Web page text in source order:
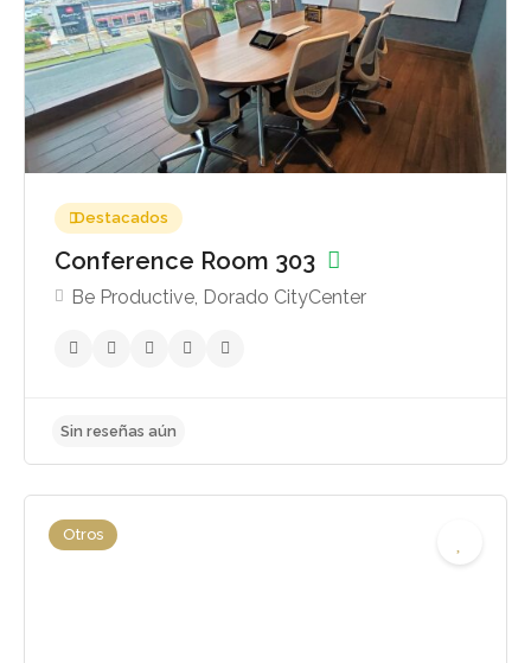
Destacados
Conference Room 303
Be Productive, Dorado CityCenter
Otros